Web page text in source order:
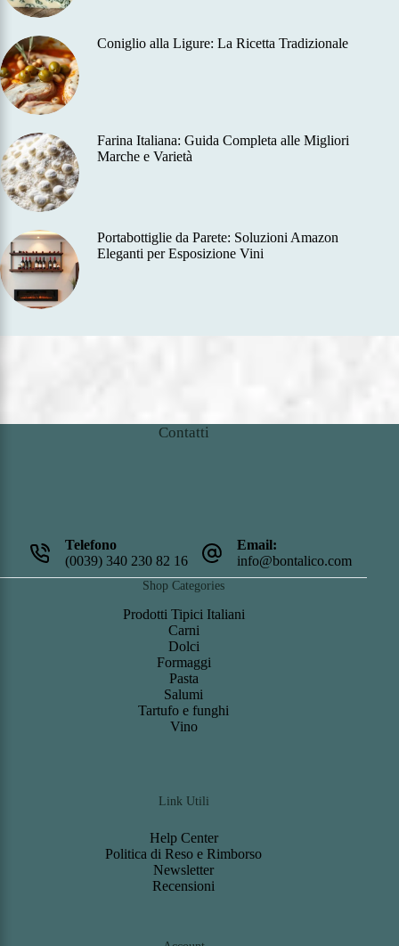
Coniglio alla Ligure: La Ricetta Tradizionale
Farina Italiana: Guida Completa alle Migliori
Marche e Varietà
Portabottiglie da Parete: Soluzioni Amazon
Eleganti per Esposizione Vini
Contatti
Telefono
(0039) 340 230 82 16
Email:
info@bontalico.com
Shop Categories
Prodotti Tipici Italiani
Carni
Dolci
Formaggi
Pasta
Salumi
Tartufo e funghi
Vino
Link Utili
Help Center
Politica di Reso e Rimborso
Newsletter
Recensioni